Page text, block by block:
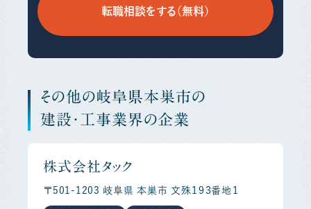
転職相談をする（無料）
その他の岐阜県本巣市の
建設・工事業界の企業
株式会社タック
〒501-1203 岐阜県 本巣市 文殊１９３番地１